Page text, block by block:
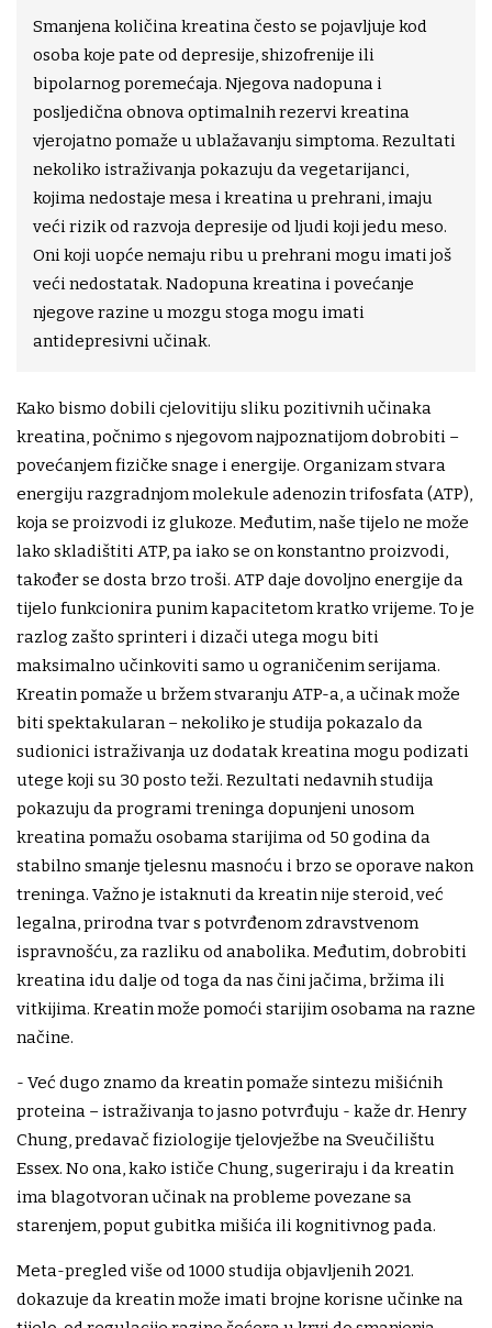
Smanjena količina kreatina često se pojavljuje kod
osoba koje pate od depresije, shizofrenije ili
bipolarnog poremećaja. Njegova nadopuna i
posljedična obnova optimalnih rezervi kreatina
vjerojatno pomaže u ublažavanju simptoma. Rezultati
nekoliko istraživanja pokazuju da vegetarijanci,
kojima nedostaje mesa i kreatina u prehrani, imaju
veći rizik od razvoja depresije od ljudi koji jedu meso.
Oni koji uopće nemaju ribu u prehrani mogu imati još
veći nedostatak. Nadopuna kreatina i povećanje
njegove razine u mozgu stoga mogu imati
antidepresivni učinak.
Kako bismo dobili cjelovitiju sliku pozitivnih učinaka
kreatina, počnimo s njegovom najpoznatijom dobrobiti –
povećanjem fizičke snage i energije. Organizam stvara
energiju razgradnjom molekule adenozin trifosfata (ATP),
koja se proizvodi iz glukoze. Međutim, naše tijelo ne može
lako skladištiti ATP, pa iako se on konstantno proizvodi,
također se dosta brzo troši. ATP daje dovoljno energije da
tijelo funkcionira punim kapacitetom kratko vrijeme. To je
razlog zašto sprinteri i dizači utega mogu biti
maksimalno učinkoviti samo u ograničenim serijama.
Kreatin pomaže u bržem stvaranju ATP-a, a učinak može
biti spektakularan – nekoliko je studija pokazalo da
sudionici istraživanja uz dodatak kreatina mogu podizati
utege koji su 30 posto teži. Rezultati nedavnih studija
pokazuju da programi treninga dopunjeni unosom
kreatina pomažu osobama starijima od 50 godina da
stabilno smanje tjelesnu masnoću i brzo se oporave nakon
treninga. Važno je istaknuti da kreatin nije steroid, već
legalna, prirodna tvar s potvrđenom zdravstvenom
ispravnošću, za razliku od anabolika. Međutim, dobrobiti
kreatina idu dalje od toga da nas čini jačima, bržima ili
vitkijima. Kreatin može pomoći starijim osobama na razne
načine.
- Već dugo znamo da kreatin pomaže sintezu mišićnih
proteina – istraživanja to jasno potvrđuju - kaže dr. Henry
Chung, predavač fiziologije tjelovježbe na Sveučilištu
Essex. No ona, kako ističe Chung, sugeriraju i da kreatin
ima blagotvoran učinak na probleme povezane sa
starenjem, poput gubitka mišića ili kognitivnog pada.
Meta-pregled više od 1000 studija objavljenih 2021.
dokazuje da kreatin može imati brojne korisne učinke na